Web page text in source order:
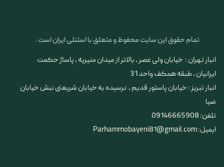
تمام حقوق این سایت محفوظ و متعلق با استنلی ایران است .
انبار تهران : خیابان ولی عصر ، بالاتر از میدان منیریه ، پاساژ حکمت
ایرانیان ، طبقه همکف واحد 31
​​​​​​​انبار تبریز : خیابان پاستور قدیم ، نرسیده به خیابان شریعتی نبش خیابان
ضیا
تلفن: 09146665908
ایمیل: Parhammobayeni81@gmail.com